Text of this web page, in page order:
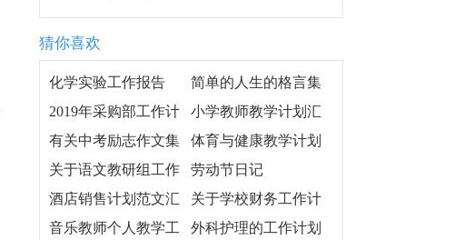
会锦集七篇
汇总6篇
猜你喜欢
化学实验工作报告
简单的人生的格言集
合68句
2019年采购部工作计
划模板
小学教师教学计划汇
总8篇
有关中考励志作文集
合7篇
体育与健康教学计划
范文
关于语文教研组工作
计划
劳动节日记
酒店销售计划范文汇
编六篇
关于学校财务工作计
划范文汇编10篇
音乐教师个人教学工
外科护理的工作计划